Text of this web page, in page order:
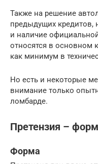
Также на решение
предыдущих кредитов,
и наличие
относятся в
как минимум в
Но есть и некоторые
внимание только
ломбарде.
Претензия –
Форма